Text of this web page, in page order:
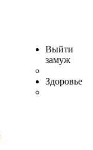
Выйти
замуж
Здоровье